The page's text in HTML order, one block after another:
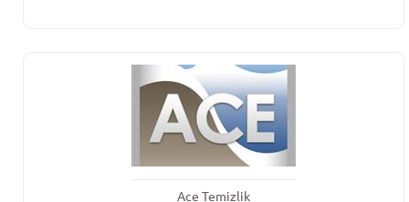
Ace Temizlik